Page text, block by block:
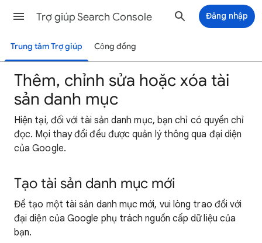
Trợ giúp Search Console Đăng nhập
Trung tâm Trợ giúp Cộng đồng
Thêm, chỉnh sửa hoặc xóa tài
sản danh mục
Hiện tại, đối với tài sản danh mục, bạn chỉ có quyền chỉ
đọc. Mọi thay đổi đều được quản lý thông qua đại diện
của Google.
Tạo tài sản danh mục mới
Để tạo một tài sản danh mục mới, vui lòng trao đổi với
đại diện của Google phụ trách nguồn cấp dữ liệu của
bạn.